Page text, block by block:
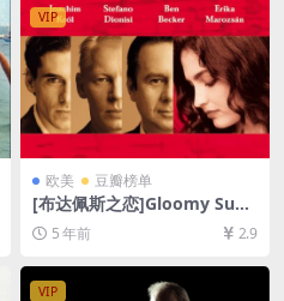
VIP
欧美 豆瓣榜单
[布达佩斯之恋]Gloomy Sund
ay – Ein Lied von Liebe und
Tod (1999)[百度网盘+迅雷云
盘资源1080P超清未删减][MP
4/7.3GB][中英字幕]
5 年前 2.9
VIP